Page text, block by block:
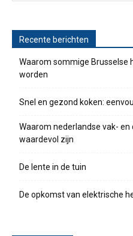
Recente berichten
Waarom sommige Brusselse
worden
Snel en gezond koken:
Waarom nederlandse vak-
waardevol zijn
De lente in de tuin
De opkomst van elektrische